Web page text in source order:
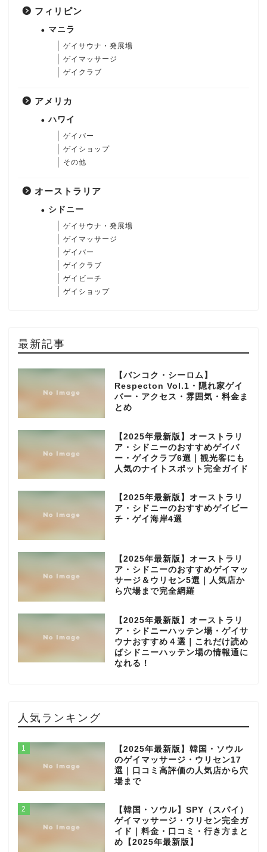
フィリピン
マニラ
ゲイサウナ・発展場
ゲイマッサージ
ゲイクラブ
アメリカ
ハワイ
ゲイバー
ゲイショップ
その他
オーストラリア
シドニー
ゲイサウナ・発展場
ゲイマッサージ
ゲイバー
ゲイクラブ
ゲイビーチ
ゲイショップ
最新記事
【バンコク・シーロム】
Respecton Vol.1・隠れ家ゲイ
バー・アクセス・雰囲気・料金ま
とめ
【2025年最新版】オーストラリ
ア・シドニーのおすすめゲイバ
ー・ゲイクラブ6選｜観光客にも
人気のナイトスポット完全ガイド
【2025年最新版】オーストラリ
ア・シドニーのおすすめゲイビー
チ・ゲイ海岸4選
【2025年最新版】オーストラリ
ア・シドニーのおすすめゲイマッ
サージ＆ウリセン5選｜人気店か
ら穴場まで完全網羅
【2025年最新版】オーストラリ
ア・シドニーハッテン場・ゲイサ
ウナおすすめ４選｜これだけ読め
ばシドニーハッテン場の情報通に
なれる！
人気ランキング
1
【2025年最新版】韓国・ソウル
のゲイマッサージ・ウリセン17
選｜口コミ高評価の人気店から穴
場まで
2
【韓国・ソウル】SPY（スパイ）
ゲイマッサージ・ウリセン完全ガ
イド｜料金・口コミ・行き方まと
め【2025年最新版】